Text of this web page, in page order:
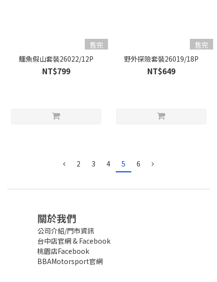
售完
鱷魚假山套裝26022/12P
NT$799
售完
野外探險套裝26019/18P
NT$649
2 3 4 5 6
關於我們
公司介紹/門市資訊
台中店官網& Facebook
桃園店Facebook
BBAMotorsport官網